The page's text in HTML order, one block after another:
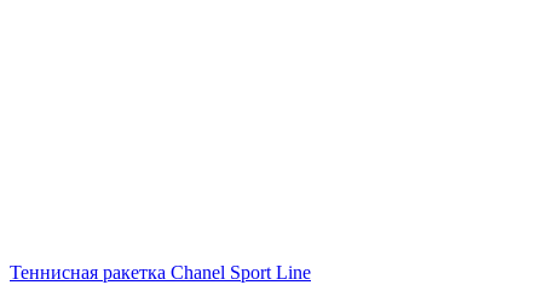
Теннисная ракетка Chanel Sport Line